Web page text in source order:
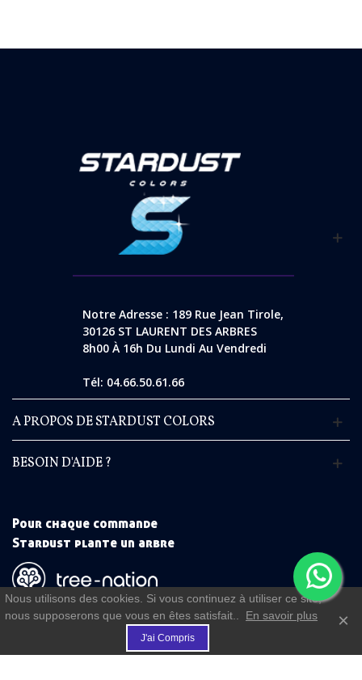
Notre Adresse : 189 Rue Jean Tirole,
30126 ST LAURENT DES ARBRES
8h00 À 16h Du Lundi Au Vendredi
Tél: 04.66.50.61.66
A PROPOS DE STARDUST COLORS
BESOIN D'AIDE ?
Pour chaque commande
Stardust plante un arbre
€
Nous utilisons des cookies. Si vous continuez à utiliser ce site,
nous supposerons que vous en êtes satisfait..
En savoir plus
J'ai Compris
×